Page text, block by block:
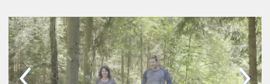
SLZ-App
Mitglied werden
WEBCAM